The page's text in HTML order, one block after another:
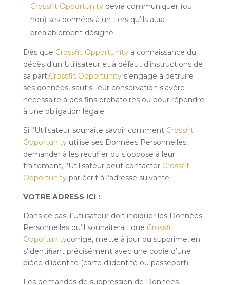
Crossfit Opportunitydevra communiquer (ou
non) ses données à un tiers qu’ils aura
préalablement désigné
Dès que Crossfit Opportunitya connaissance du
décès d’un Utilisateur et à défaut d’instructions de
sa part,Crossfit Opportunitys’engage à détruire
ses données, sauf si leur conservation s’avère
nécessaire à des fins probatoires ou pour répondre
à une obligation légale.
Si l’Utilisateur souhaite savoir comment Crossfit
Opportunityutilise ses Données Personnelles,
demander à les rectifier ou s’oppose à leur
traitement, l’Utilisateur peut contacter Crossfit
Opportunitypar écrit à l’adresse suivante :
VOTRE ADRESS ICI :
Dans ce cas, l’Utilisateur doit indiquer les Données
Personnelles qu’il souhaiterait que Crossfit
Opportunitycorrige, mette à jour ou supprime, en
s’identifiant précisément avec une copie d’une
pièce d’identité (carte d’identité ou passeport).
Les demandes de suppression de Données